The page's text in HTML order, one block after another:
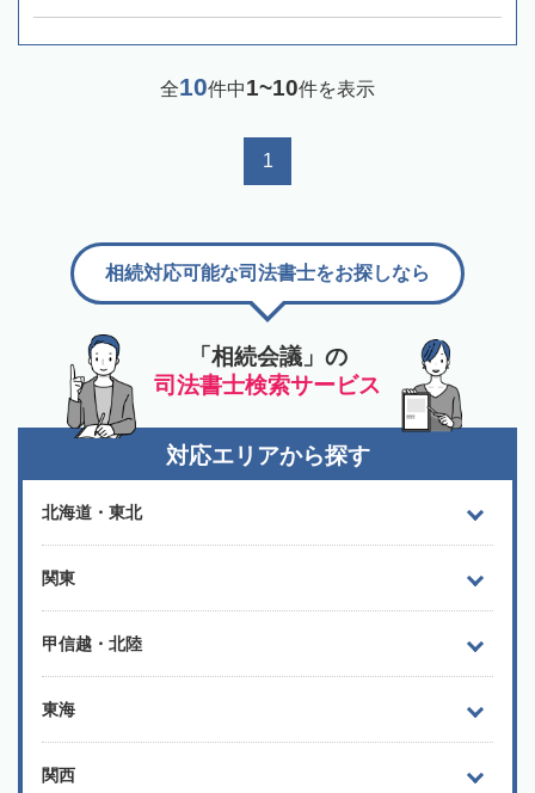
全10件中1~10件を表示
1
「相続会議」の
司法書士検索サービス
相続対応可能な司法書士をお探しなら
対応エリアから探す
北海道・東北
関東
甲信越・北陸
東海
関西